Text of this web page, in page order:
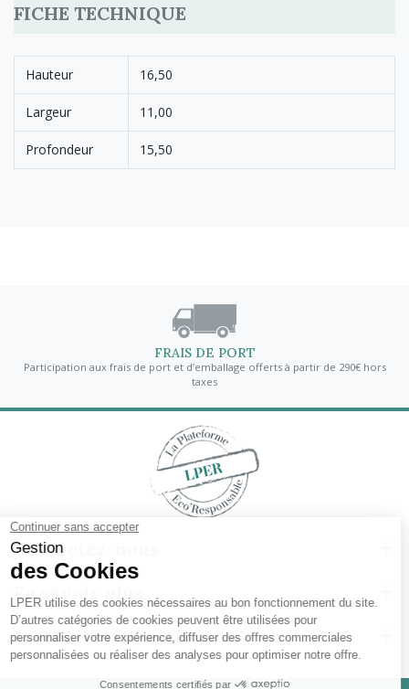
FICHE TECHNIQUE
Hauteur 16,50
Largeur 11,00
Profondeur 15,50
FRAIS DE PORT
Participation aux frais de port et d’emballage offerts à partir de 290€ hors
taxes
Contactez-nous
En savoir plus
Lettre d'informations